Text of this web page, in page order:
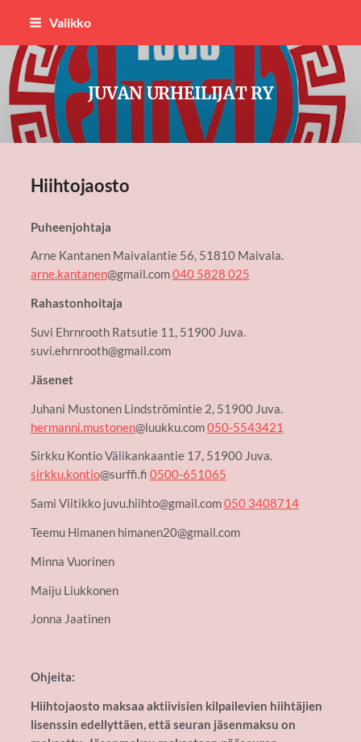
Siirry
sisältöön
Valikko
JUVAN URHEILIJAT RY
Hiihtojaosto
Puheenjohtaja
Arne Kantanen Maivalantie 56, 51810 Maivala.
arne.kantanen@gmail.com040 5828 025
Rahastonhoitaja
Suvi Ehrnrooth Ratsutie 11, 51900 Juva.
suvi.ehrnrooth@gmail.com
Jäsenet
Juhani Mustonen Lindströmintie 2, 51900 Juva.
hermanni.mustonen@luukku.com050-5543421
Sirkku Kontio Välikankaantie 17, 51900 Juva.
sirkku.kontio@surffi.fi 0500-651065
Sami Viitikko juvu.hiihto@gmail.com050 3408714
Teemu Himanen himanen20@gmail.com
Minna Vuorinen
Maiju Liukkonen
Jonna Jaatinen
Ohjeita:
Hiihtojaosto maksaa aktiivisien kilpailevien hiihtäjien
lisenssin edellyttäen, että seuran jäsenmaksu on